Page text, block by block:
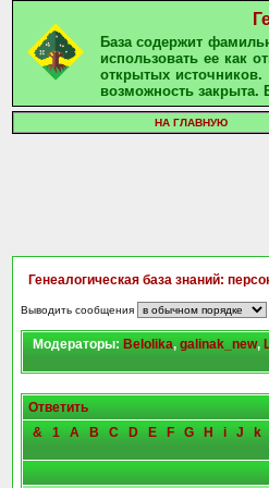
База содержит
использовать ее как
открытых источников.
возможность закрыта.
НА ГЛАВНУЮ
Генеалогическая база знаний:
Выводить сообщения
Модераторы: Belolika, galinak_new,
Ответить
&
1 A B C D E F G H i J k